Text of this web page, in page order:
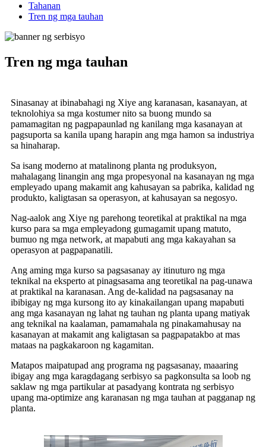
Tahanan
Tren ng mga tauhan
Tren ng mga tauhan
Sinasanay at ibinabahagi ng Xiye ang karanasan, kasanayan, at
teknolohiya sa mga kostumer nito sa buong mundo sa
pamamagitan ng pagpapaunlad ng kanilang mga kasanayan at
pagsuporta sa kanila upang harapin ang mga hamon sa industriya
sa hinaharap.
Sa isang moderno at matalinong planta ng produksyon,
mahalagang linangin ang mga propesyonal na kasanayan ng mga
empleyado upang makamit ang kahusayan sa pabrika, kalidad ng
produkto, kaligtasan sa operasyon, at kahusayan sa negosyo.
Nag-aalok ang Xiye ng parehong teoretikal at praktikal na mga
kurso para sa mga empleyadong gumagamit upang matuto,
bumuo ng mga network, at mapabuti ang mga kakayahan sa
operasyon at pagpapanatili.
Ang aming mga kurso sa pagsasanay ay itinuturo ng mga
teknikal na eksperto at pinagsasama ang teoretikal na pag-unawa
at praktikal na karanasan. Ang de-kalidad na pagsasanay na
ibibigay ng mga kursong ito ay kinakailangan upang mapabuti
ang mga kasanayan ng lahat ng tauhan ng planta upang matiyak
ang teknikal na kaalaman, pamamahala ng pinakamahusay na
kasanayan at makamit ang kaligtasan sa pagpapatakbo at mas
mataas na pagkakaroon ng kagamitan.
Matapos maipatupad ang programa ng pagsasanay, maaaring
ibigay ang mga karagdagang serbisyo sa pagkonsulta sa loob ng
saklaw ng mga partikular at pasadyang kontrata ng serbisyo
upang ma-optimize ang karanasan ng mga tauhan at pagganap ng
planta.